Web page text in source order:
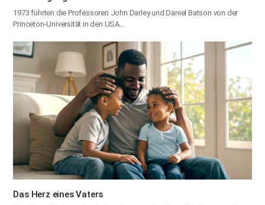
1973 führten die Professoren John Darley und Daniel Batson von der
Princeton-Universität in den USA…
Das Herz eines Vaters